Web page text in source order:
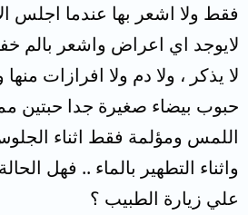
فقط ولا اشعر بها عندما اجلس
لايوجد اي اعراض واشعر بالم
لا يذكر ، ولا دم ولا افرازات
حبوب بيضاء صغيرة جدا حبتين
اللمس ومؤلمة فقط اثناء
واثناء التطهير بالماء .. فهل
علي زيارة الطبيب ؟